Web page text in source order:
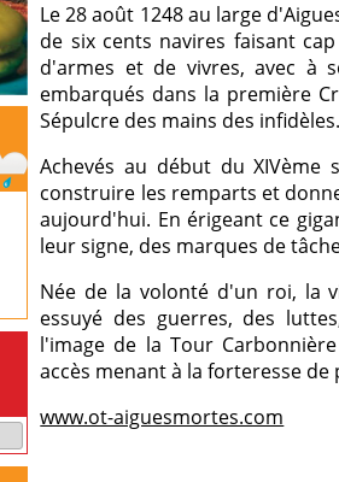
Le 28 août 1248 au large
de six cents navires faisant
d'armes et de vivres, avec à
embarqués dans la première
Sépulcre des mains des infidèles.
Achevés au début du
construire les remparts et
aujourd'hui. En érigeant ce
leur signe, des marques de
Née de la volonté d'un roi, la
essuyé des guerres, des
l'image de la Tour
accès menant à la forteresse de
www.ot-aiguesmortes.com